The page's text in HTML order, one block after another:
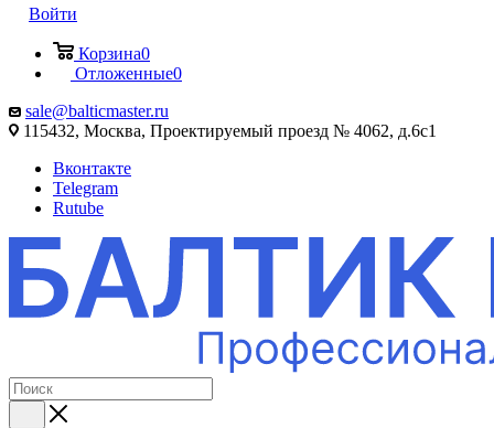
Войти
Корзина0
Отложенные0
sale@balticmaster.ru
115432, Москва, Проектируемый проезд № 4062, д.6с1
Вконтакте
Telegram
Rutube